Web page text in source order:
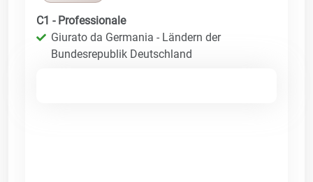
C1 - Professionale
Giurato da Germania - Ländern der
Bundesrepublik Deutschland